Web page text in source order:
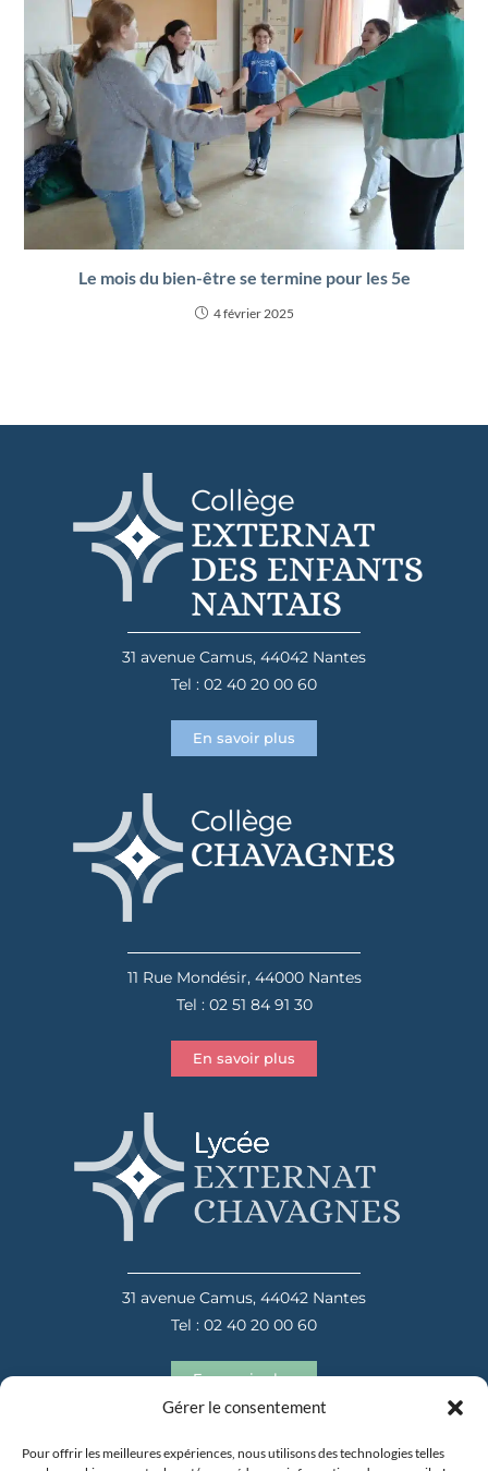
Gérer le consentement
Pour offrir les meilleures expériences, nous utilisons des technologies telles
Le mois du bien-être se termine pour les 5e
4 février 2025
31 avenue Camus, 44042 Nantes
Tel : 02 40 20 00 60
En savoir plus
11 Rue Mondésir, 44000 Nantes
Tel : 02 51 84 91 30
En savoir plus
31 avenue Camus, 44042 Nantes
Tel : 02 40 20 00 60
En savoir plus